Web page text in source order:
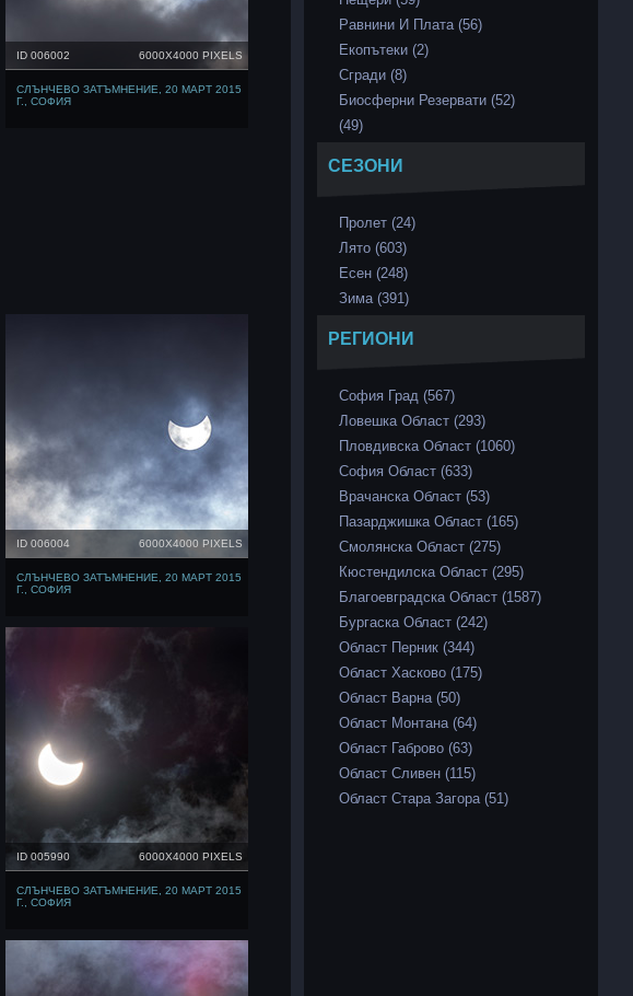
ID 006002 6000X4000 PIXELS
СЛЪНЧЕВО ЗАТЪМНЕНИЕ, 20 МАРТ 2015
Г., СОФИЯ
ID 006004 6000X4000 PIXELS
СЛЪНЧЕВО ЗАТЪМНЕНИЕ, 20 МАРТ 2015
Г., СОФИЯ
ID 005990 6000X4000 PIXELS
СЛЪНЧЕВО ЗАТЪМНЕНИЕ, 20 МАРТ 2015
Г., СОФИЯ
Равнини И Плата (56)
Екопътеки (2)
Сгради (8)
Биосферни Резервати (52)
(49)
СЕЗОНИ
Пролет (24)
Лято (603)
Есен (248)
Зима (391)
РЕГИОНИ
София Град (567)
Ловешка Област (293)
Пловдивска Област (1060)
София Област (633)
Врачанска Област (53)
Пазарджишка Област (165)
Смолянска Област (275)
Кюстендилска Област (295)
Благоевградска Област (1587)
Бургаска Област (242)
Област Перник (344)
Област Хасково (175)
Област Варна (50)
Област Монтана (64)
Област Габрово (63)
Област Сливен (115)
Област Стара Загора (51)